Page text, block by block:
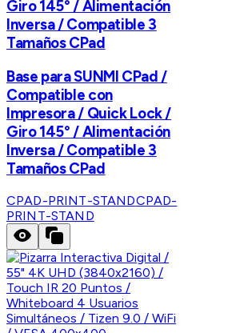
Giro 145° / Alimentación
Inversa / Compatible 3
Tamaños CPad
Base para SUNMI CPad /
Compatible con
Impresora / Quick Lock /
Giro 145° / Alimentación
Inversa / Compatible 3
Tamaños CPad
CPAD-PRINT-STANDCPAD-
PRINT-STAND